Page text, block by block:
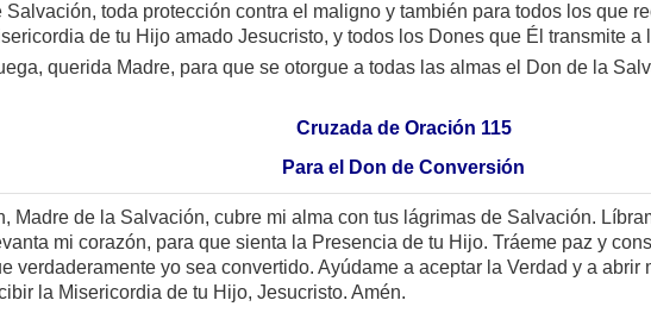
Salvación, toda protección contra el maligno y también para todos los que
de tu Hijo amado Jesucristo, y todos los Dones que Él transmite a
querida Madre, para que se otorgue a todas las almas el Don de la
Cruzada de Oración 115
Para el Don de Conversión
Madre de la Salvación, cubre mi alma con tus lágrimas de Salvación.
mi corazón, para que sienta la Presencia de tu Hijo. Tráeme paz y
verdaderamente yo sea convertido. Ayúdame a aceptar la Verdad y a abrir
la Misericordia de tu Hijo, Jesucristo. Amén.